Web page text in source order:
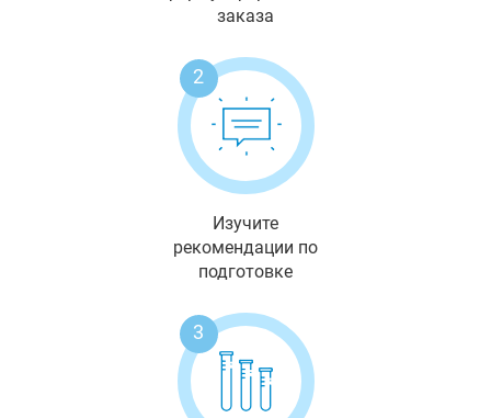
заказа
2
Изучите
рекомендации по
подготовке
3